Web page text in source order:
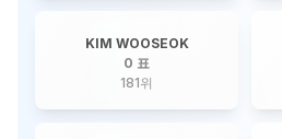
KIM WOOSEOK
0 표
181위